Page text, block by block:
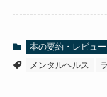
本の要約・レビュー
メンタルヘルス